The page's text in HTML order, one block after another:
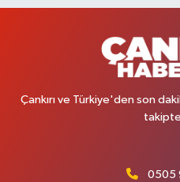
Çankırı ve Türkiye'den son
takipte
0505